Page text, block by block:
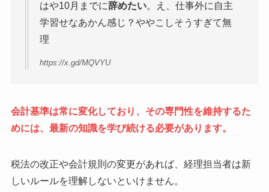
はや10月までに辞めたい。え、仕事外に自主
学習せなあかん感じ？ややこしそうすぎて無
理
https://x.gd/MQVYU
会計基準は常に変化しており、その専門性を維持するた
めには、最新の知識を学び続ける必要があります。
税法の改正や会計規則の変更があれば、経理担当者は新
しいルールを理解しないといけません。